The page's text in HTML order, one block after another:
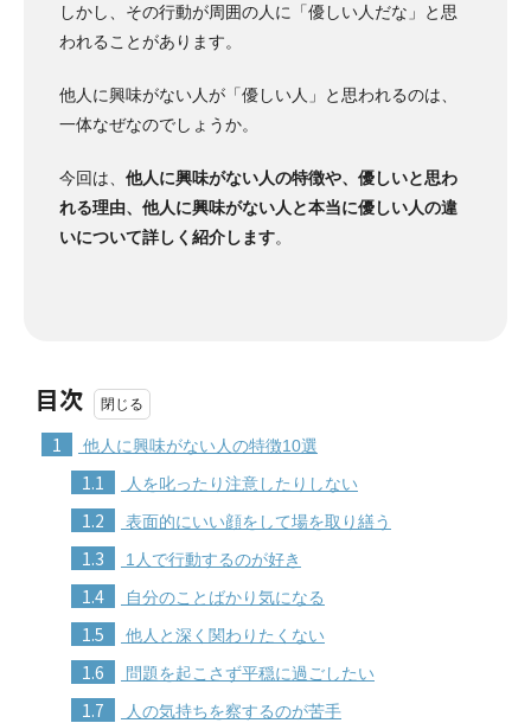
しかし、その行動が周囲の人に「優しい人だな」と思
われることがあります。
他人に興味がない人が「優しい人」と思われるのは、
一体なぜなのでしょうか。
今回は、 他人に興味がない人の特徴や、優しいと思わ
れる理由、他人に興味がない人と本当に優しい人の違
いについて詳しく紹介します。
目次
1 他人に興味がない人の特徴10選
1.1 人を叱ったり注意したりしない
1.2 表面的にいい顔をして場を取り繕う
1.3 1人で行動するのが好き
1.4 自分のことばかり気になる
1.5 他人と深く関わりたくない
1.6 問題を起こさず平穏に過ごしたい
1.7 人の気持ちを察するのが苦手